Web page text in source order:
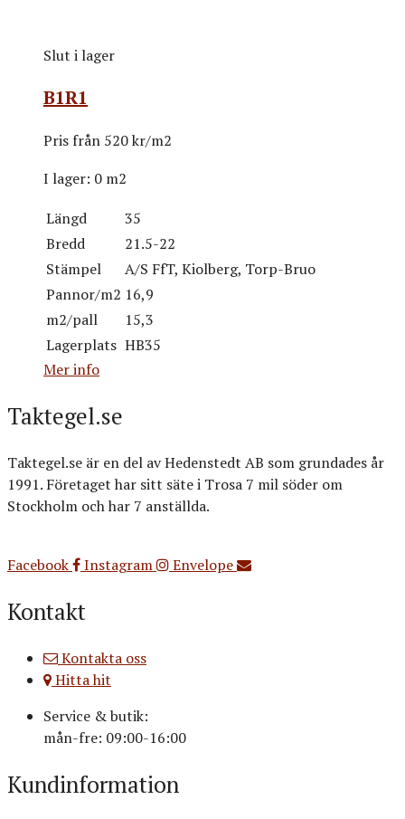
Slut i lager
B1R1
Pris från 520 kr/m2
I lager: 0 m2
Längd
35
Bredd
21.5-22
Stämpel
A/S FfT, Kiolberg, Torp-Bruo
Pannor/m2 16,9
m2/pall
15,3
Lagerplats HB35
Mer info
Taktegel.se
Taktegel.se är en del av Hedenstedt AB som grundades år
1991. Företaget har sitt säte i Trosa 7 mil söder om
Stockholm och har 7 anställda.
Facebook
Instagram Envelope
Kontakt
Kontakta oss
Hitta hit
Service & butik:
mån-fre: 09:00-16:00
Kundinformation